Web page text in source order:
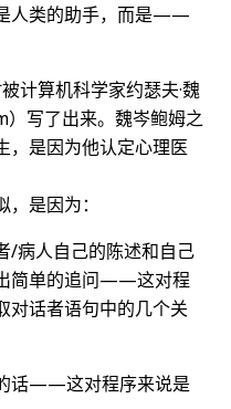
人类的助手，而是——
计算机科学家约瑟夫·魏
写了出来。魏岑鲍姆之
，是因为他认定心理医
是因为：
/病人自己的陈述和自己
简单的追问——这对程
对话者语句中的几个关
话——这对程序来说是